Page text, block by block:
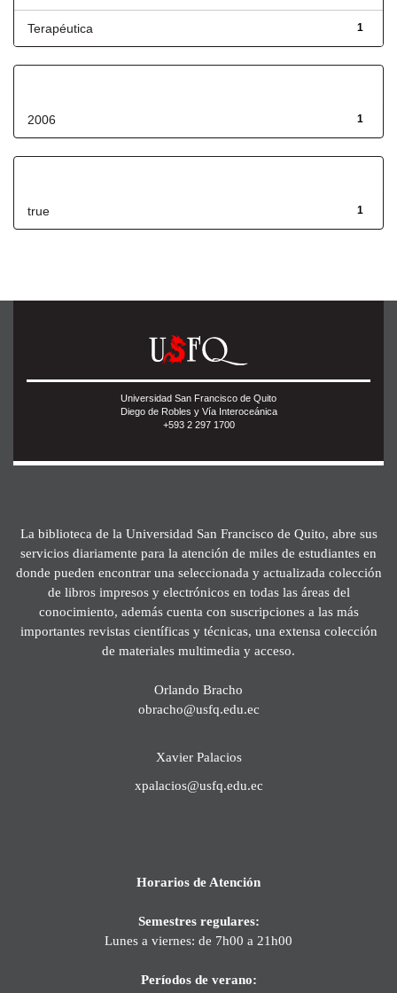
1
Terapéutica
1
2006
1
true
Universidad San Francisco de Quito
Diego de Robles y Vía Interoceánica
+593 2 297 1700
La biblioteca de la Universidad San Francisco de Quito, abre sus
servicios diariamente para la atención de miles de estudiantes en
donde pueden encontrar una seleccionada y actualizada colección
de libros impresos y electrónicos en todas las áreas del
conocimiento, además cuenta con suscripciones a las más
importantes revistas científicas y técnicas, una extensa colección
de materiales multimedia y acceso.
Orlando Bracho
obracho@usfq.edu.ec
Xavier Palacios
xpalacios@usfq.edu.ec
Horarios de Atención
Semestres regulares:
Lunes a viernes: de 7h00 a 21h00
Períodos de verano: